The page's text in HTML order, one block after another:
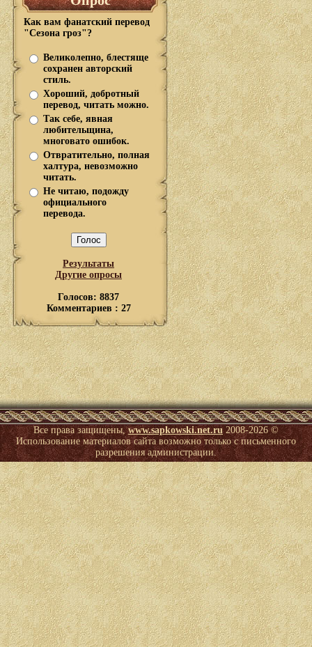
Как вам фанатский перевод
"Сезона гроз"?
Великолепно, блестяще
сохранен авторский
стиль.
Хороший, добротный
перевод, читать можно.
Так себе, явная
любительщина,
многовато ошибок.
Отвратительно, полная
халтура, невозможно
читать.
Не читаю, подожду
официального
перевода.
Результаты
Другие опросы
Голосов: 8837
Комментариев : 27
Все права защищены,www.sapkowski.net.ru2008-2026 ©
Использование материалов сайта возможно только с письменного
разрешения администрации.